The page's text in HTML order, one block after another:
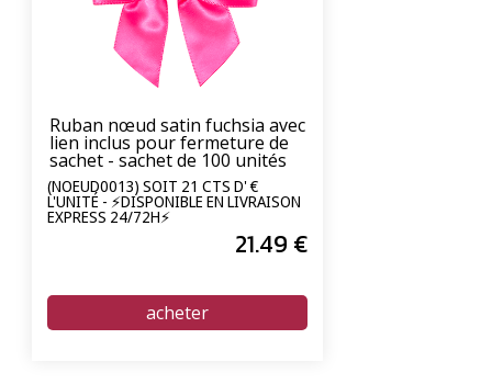
Ruban nœud satin fuchsia avec
lien inclus pour fermeture de
sachet - sachet de 100 unités
(NOEUD0013) SOIT 21 CTS D' €
L'UNITÉ - ⚡DISPONIBLE EN LIVRAISON
EXPRESS 24/72H⚡
21.49 €